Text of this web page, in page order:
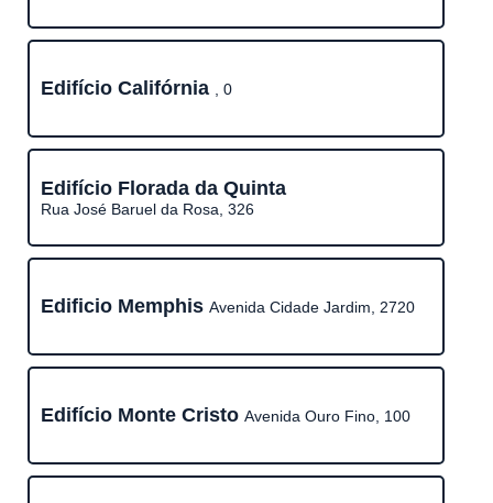
Edifício Califórnia , 0
Edifício Florada da Quinta
Rua José Baruel da Rosa, 326
Edificio Memphis Avenida Cidade Jardim, 2720
Edifício Monte Cristo Avenida Ouro Fino, 100